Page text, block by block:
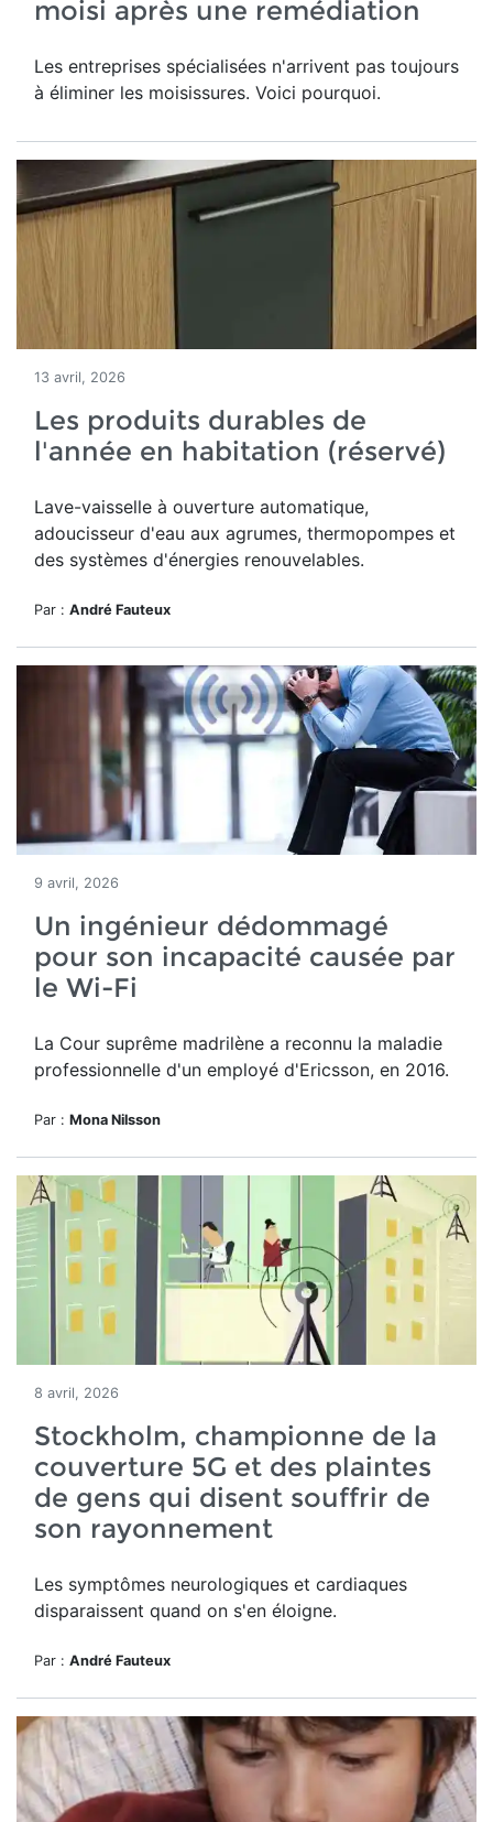
moisi après une remédiation
Les entreprises spécialisées n'arrivent pas toujours
à éliminer les moisissures. Voici pourquoi.
13 avril, 2026
Les produits durables de
l'année en habitation (réservé)
Lave-vaisselle à ouverture automatique,
adoucisseur d'eau aux agrumes, thermopompes et
des systèmes d'énergies renouvelables.
Par : André Fauteux
9 avril, 2026
Un ingénieur dédommagé
pour son incapacité causée par
le Wi-Fi
La Cour suprême madrilène a reconnu la maladie
professionnelle d'un employé d'Ericsson, en 2016.
Par : Mona Nilsson
8 avril, 2026
Stockholm, championne de la
couverture 5G et des plaintes
de gens qui disent souffrir de
son rayonnement
Les symptômes neurologiques et cardiaques
disparaissent quand on s'en éloigne.
Par : André Fauteux